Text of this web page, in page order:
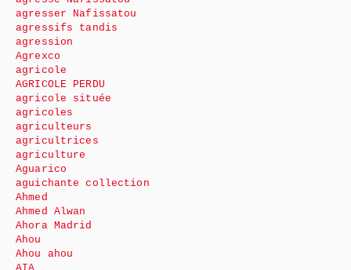
agresser Nafissatou
agressifs tandis
agression
Agrexco
agricole
AGRICOLE PERDU
agricole située
agricoles
agriculteurs
agricultrices
agriculture
Aguarico
aguichante collection
Ahmed
Ahmed Alwan
Ahora Madrid
Ahou
Ahou ahou